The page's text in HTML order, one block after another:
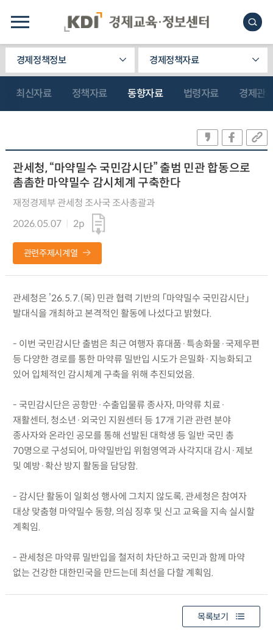
경제정책정보 경제정책자료
최신자료 정책자료 동향자료 법령자료 경제관
관세청, “마약밀수 국민감시단” 출범 민관 합동으로
촘촘한 마약밀수 감시체계 구축한다
재정경제부 관세청 조사국 조사총괄과
2026.05.07
2p
관련주제시계열
관세청은 ’26.5.7.(목) 민관 협력 기반의 「마약밀수 국민감시단」
발대식을 개최하고 본격적인 활동에 나섰다고 밝혔다.
- 이번 국민감시단 출범은 최근 여행자 휴대품·특송화물·국제우편
등 다양한 경로를 통한 마약류 밀반입 시도가 은밀화·지능화되고
있어 입체적인 감시체계 구축을 위해 추진되었음.
- 국민감시단은 공항만·수출입물류 종사자, 마약류 치료·
재활센터, 청소년·외국인 지원센터 등 17개 기관 관련 분야
종사자와 온라인 공모를 통해 선발된 대학생 등 일반 국민 총
70명으로 구성되어, 마약밀반입 위험영역과 사각지대 감시·제보
및 예방·확산 방지 활동을 담당함.
- 감시단 활동이 일회성 행사에 그치지 않도록, 관세청은 참여자
대상 맞춤형 마약밀수 동향, 의심 징후 및 신고 교육을 지속 실시할
계획임.
- 관세청은 마약류 밀반입을 철저히 차단하고 국민과 함께 마약
없는 건강한 대한민국을 만드는데 최선을 다할 계획임.
목록보기